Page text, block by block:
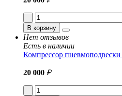
В корзину
Нет отзывов
Есть в наличии
Компрессор
20 000 ₽